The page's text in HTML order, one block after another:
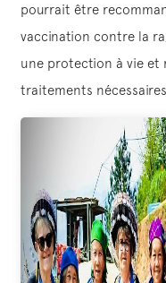
pourrait être
vaccination contre la
une protection à vie et
traitements